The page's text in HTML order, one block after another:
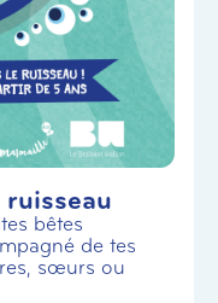
bêtes
de tes
sœurs ou